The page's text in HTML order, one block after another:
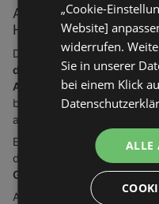
Angebote, Prospekte
Handelsangebote
Du suchstaktuelle
deines Lieblingsgeschäfts
Adresse und
bist du bei
alles, was du für deine
Erster Schritt für die Suche
die Lokalisierung - damit
Geschäfte, die in deiner
Als nächstes kannst du
„Cookie-
Website]
widerrufen.
Sie in unserer
bei einem Klick
ALLE